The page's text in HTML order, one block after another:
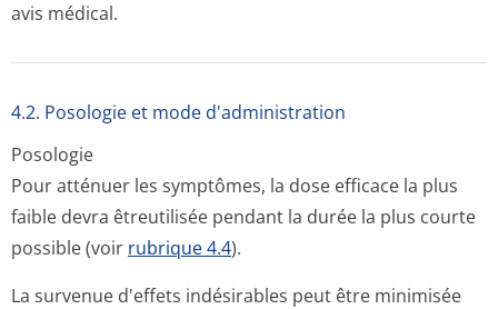
avis médical.
4.2. Posologie et mode d'administration
Posologie
Pour atténuer les symptômes, la dose efficace la plus
faible devra êtreutilisée pendant la durée la plus courte
possible (voir rubrique 4.4).
La survenue d'effets indésirables peut être minimisée